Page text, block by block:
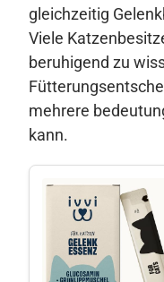
gleichzeitig
Viele
beruhigend zu
mehrere
kann.